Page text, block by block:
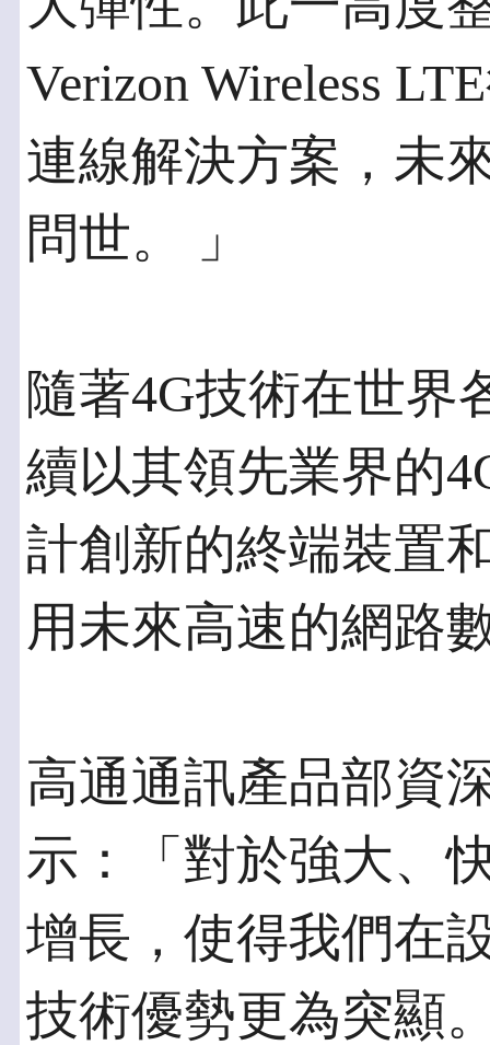
Verizon Wireless
連線解決方案，未
問世。 」
隨著4G技術在世界
續以其領先業界的
計創新的終端裝置
用未來高速的網路
高通通訊產品部資
示：「對於強大、
增長，使得我們在
技術優勢更為突顯